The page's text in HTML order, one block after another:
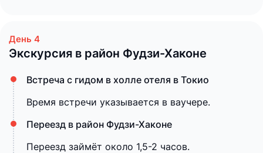
Экскурсия в район Фудзи-Хаконе
Встреча с гидом в холле отеля в Токио
Время встречи указывается в ваучере.
Переезд в район Фудзи-Хаконе
Переезд займёт около 1,5-2 часов.